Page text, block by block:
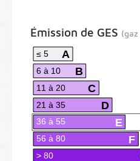
Émission de GES
A
≤ 5
B
6 à 10
C
11 à 20
D
21 à 35
E
36 à 55
F
56 à 80
> 80